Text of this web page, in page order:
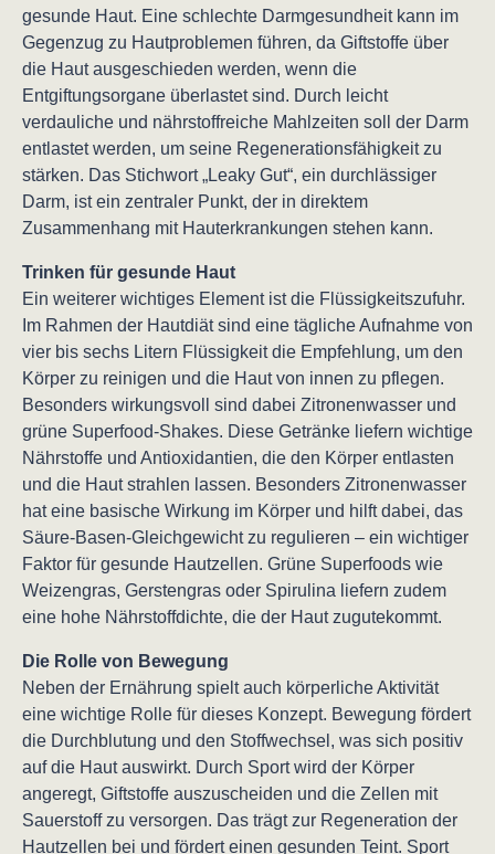
gesunde Haut. Eine schlechte Darmgesundheit kann im
Gegenzug zu Hautproblemen führen, da Giftstoffe über
die Haut ausgeschieden werden, wenn die
Entgiftungsorgane überlastet sind. Durch leicht
verdauliche und nährstoffreiche Mahlzeiten soll der Darm
entlastet werden, um seine Regenerationsfähigkeit zu
stärken. Das Stichwort „Leaky Gut“, ein durchlässiger
Darm, ist ein zentraler Punkt, der in direktem
Zusammenhang mit Hauterkrankungen stehen kann.
Trinken für gesunde Haut
Ein weiterer wichtiges Element ist die Flüssigkeitszufuhr.
Im Rahmen der Hautdiät sind eine tägliche Aufnahme von
vier bis sechs Litern Flüssigkeit die Empfehlung, um den
Körper zu reinigen und die Haut von innen zu pflegen.
Besonders wirkungsvoll sind dabei Zitronenwasser und
grüne Superfood-Shakes. Diese Getränke liefern wichtige
Nährstoffe und Antioxidantien, die den Körper entlasten
und die Haut strahlen lassen. Besonders Zitronenwasser
hat eine basische Wirkung im Körper und hilft dabei, das
Säure-Basen-Gleichgewicht zu regulieren – ein wichtiger
Faktor für gesunde Hautzellen. Grüne Superfoods wie
Weizengras, Gerstengras oder Spirulina liefern zudem
eine hohe Nährstoffdichte, die der Haut zugutekommt.
Die Rolle von Bewegung
Neben der Ernährung spielt auch körperliche Aktivität
eine wichtige Rolle für dieses Konzept. Bewegung fördert
die Durchblutung und den Stoffwechsel, was sich positiv
auf die Haut auswirkt. Durch Sport wird der Körper
angeregt, Giftstoffe auszuscheiden und die Zellen mit
Sauerstoff zu versorgen. Das trägt zur Regeneration der
Hautzellen bei und fördert einen gesunden Teint. Sport